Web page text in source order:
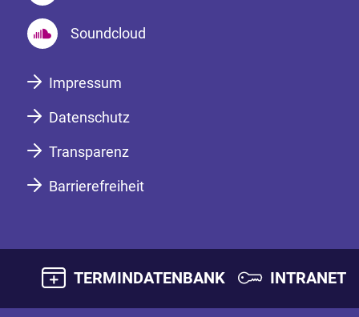
Soundcloud
Impressum
Datenschutz
Transparenz
Barrierefreiheit
TERMINDATENBANK INTRANET